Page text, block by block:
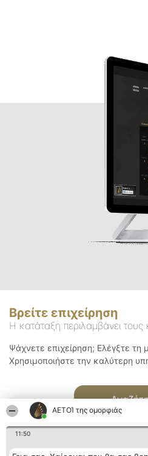
ΑΕΤΟΊ της ομορφιάς
11:50
Βρείτε επιχείρηση
Η κατάταξη περιλαμβάνει
Ψάχνετε επιχείρηση; Ελέγξτε τη
Χρησιμοποιήστε την καλύτερη